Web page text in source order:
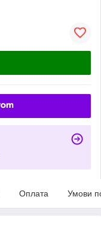
Оплата Умови